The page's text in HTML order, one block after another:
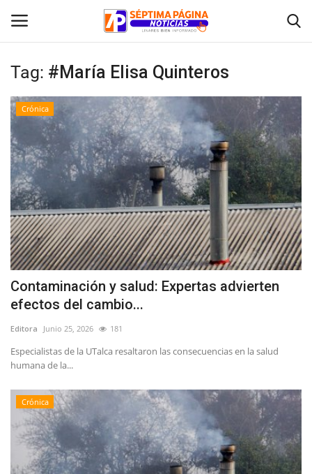
Inicio
Crónica
Policial
Tribunales
Deporte
Política
Espectáculos
Tag: #María Elisa Quinteros
Crónica
Contaminación y salud: Expertas advierten
efectos del cambio...
Editora Junio 25, 2026 181
Especialistas de la UTalca resaltaron las consecuencias en la salud
humana de la...
Crónica